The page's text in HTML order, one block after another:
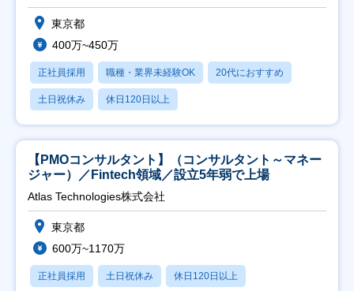
東京都
400万~450万
正社員採用 職種・業界未経験OK 20代におすすめ
土日祝休み 休日120日以上
【PMOコンサルタント】（コンサルタント～マネー
ジャー）／Fintech領域／設立5年弱で上場
Atlas Technologies株式会社
東京都
600万~1170万
正社員採用 土日祝休み 休日120日以上